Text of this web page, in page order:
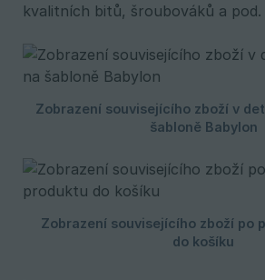
kvalitních bitů, šroubováků a pod.